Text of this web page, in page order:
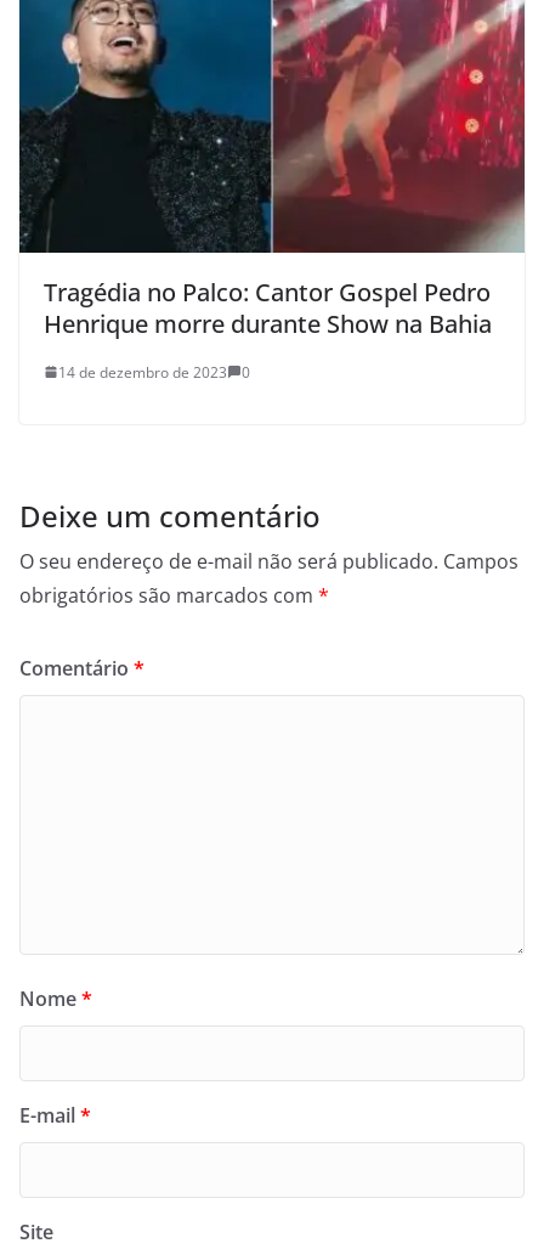
Tragédia no Palco: Cantor Gospel Pedro
Henrique morre durante Show na Bahia
14 de dezembro de 2023 0
Deixe um comentário
O seu endereço de e-mail não será publicado. Campos
obrigatórios são marcados com *
Comentário *
Nome*
E-mail*
Site